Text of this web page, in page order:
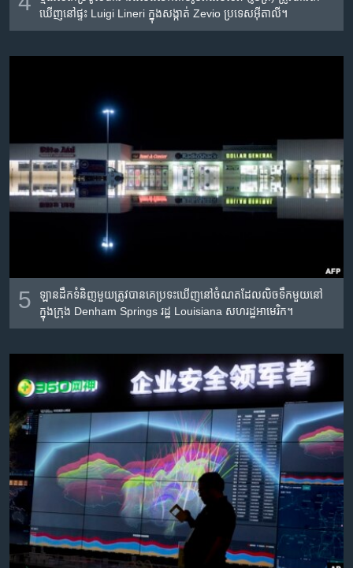
ឃើញ​នៅ​ផ្ទះ​ Luigi Lineri ក្នុង​សង្កាត់ Zevio ប្រទេស​អ៊ីតាលី។
5
ឡាន​ដឹក​ទំនិញ​មួយ​ត្រូវ​បាន​គេ​ប្រទះ​ឃើញ​នៅ​ចំណត​ដែល​លិច​ទឹក​មួយ​នៅ​
ក្នុង​ក្រុង Denham Springs រដ្ឋ Louisiana សហរដ្ឋ​អាមេរិក។